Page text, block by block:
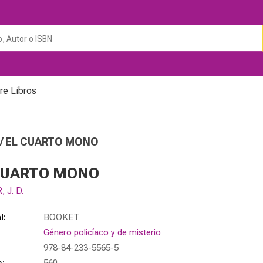
Libros
/ EL CUARTO MONO
MONO
J. D.
BOOKET
Género policíaco y de misterio
978-84-233-5565-5